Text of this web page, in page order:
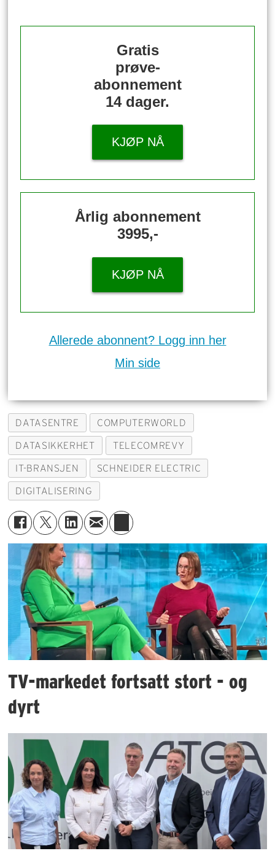
Gratis
prøve-
abonnement
14 dager.
KJØP NÅ
Årlig abonnement
3995,-
KJØP NÅ
Allerede abonnent? Logg inn her
Min side
DATASENTRE COMPUTERWORLD
DATASIKKERHET TELECOMREVY
IT-BRANSJEN SCHNEIDER ELECTRIC
DIGITALISERING
TV-markedet fortsatt stort - og
dyrt